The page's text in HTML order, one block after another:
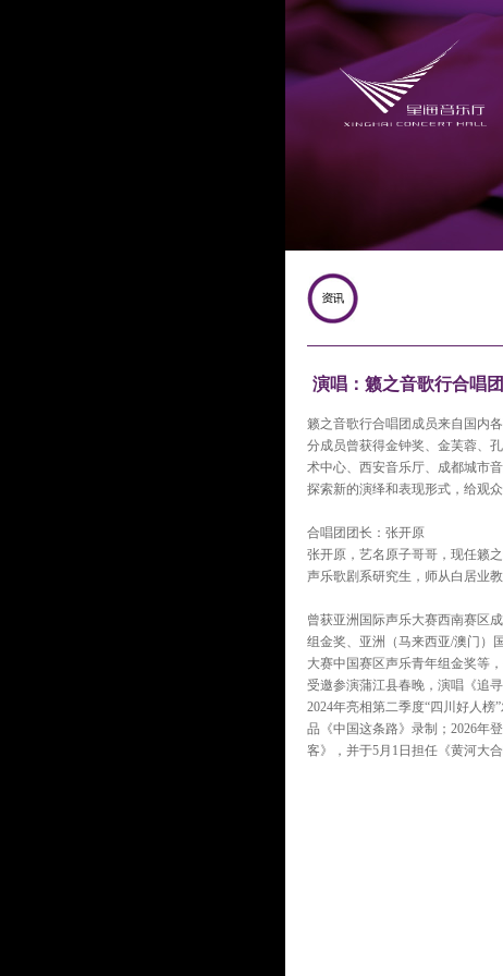
演唱：籁之音歌行合唱团
籁之音歌行合唱团成员来自国内
分成员曾获得金钟奖、金芙蓉、
术中心、西安音乐厅、成都城市
探索新的演绎和表现形式，给观
合唱团团长：张开原
张开原，艺名原子哥哥，现任籁
声乐歌剧系研究生，师从白居业
曾获亚洲国际声乐大赛西南赛区
组金奖、亚洲（马来西亚/澳门）
大赛中国赛区声乐青年组金奖等
受邀参演蒲江县春晚，演唱《追
2024年亮相第二季度“四川好人
品《中国这条路》录制；2026年
客》，并于5月1日担任《黄河大